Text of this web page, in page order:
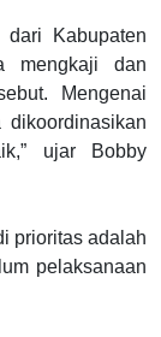
Kabupaten
mengkaji dan
Mengenai
ujar Bobby
prioritas adalah
pelaksanaan